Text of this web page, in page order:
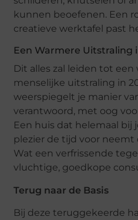
kunnen beoefenen. Een
creatieve werktafel past
Een Warmere Uitstraling
Dit alles zal leiden tot een
menselijke uitstraling in
weerspiegelt je manier
verantwoord, met oog
Een huis dat helemaal bij
plezier de tijd voor
Wat een verfrissende
vluchtige, goedkope
Terug naar de Basis
Bij deze teruggekeerde